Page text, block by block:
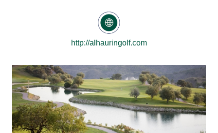
http://alhauringolf.com